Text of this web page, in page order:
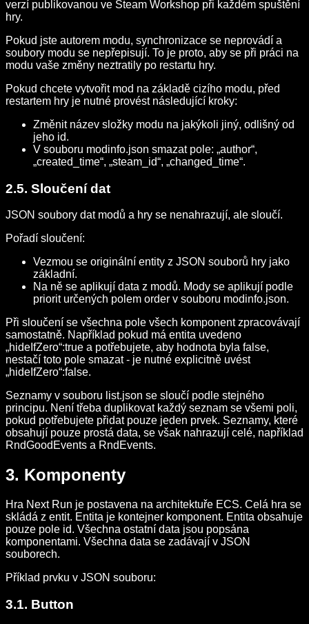
verzí publikovanou ve Steam Workshop při každém spuštění
hry.
Pokud jste autorem modu, synchronizace se neprovádí a
soubory modu se nepřepisují. To je proto, aby se při práci na
modu vaše změny neztratily po restartu hry.
Pokud chcete vytvořit mod na základě cizího modu, před
restartem hry je nutné provést následující kroky:
Změnit název složky modu na jakýkoli jiný, odlišný od
jeho id.
V souboru modinfo.json smazat pole: „author“,
„created_time“, „steam_id“, „changed_time“.
2.5. Sloučení dat
JSON soubory dat modů a hry se nenahrazují, ale sloučí.
Pořadí sloučení:
Vezmou se originální entity z JSON souborů hry jako
základní.
Na ně se aplikují data z modů. Mody se aplikují podle
priorit určených polem order v souboru modinfo.json.
Při sloučení se všechna pole všech komponent zpracovávají
samostatně. Například pokud má entita uvedeno
„hideIfZero“:true a potřebujete, aby hodnota byla false,
nestačí toto pole smazat - je nutné explicitně uvést
„hideIfZero“:false.
Seznamy v souboru list.json se sloučí podle stejného
principu. Není třeba duplikovat každý seznam se všemi poli,
pokud potřebujete přidat pouze jeden prvek. Seznamy, které
obsahují pouze prostá data, se však nahrazují celé, například
RndGoodEvents a RndEvents.
3. Komponenty
Hra Next Run je postavena na architektuře ECS. Celá hra se
skládá z entit. Entita je kontejner komponent. Entita obsahuje
pouze pole id. Všechna ostatní data jsou popsána
komponentami. Všechna data se zadávají v JSON
souborech.
Příklad prvku v JSON souboru:
3.1. Button